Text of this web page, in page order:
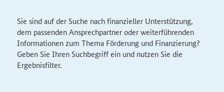
Sie sind auf der Suche nach finanzieller Unterstützung,
dem passenden Ansprechpartner oder weiterführenden
Informationen zum Thema Förderung und Finanzierung?
Geben Sie Ihren Suchbegriff ein und nutzen Sie die
Ergebnisfilter.